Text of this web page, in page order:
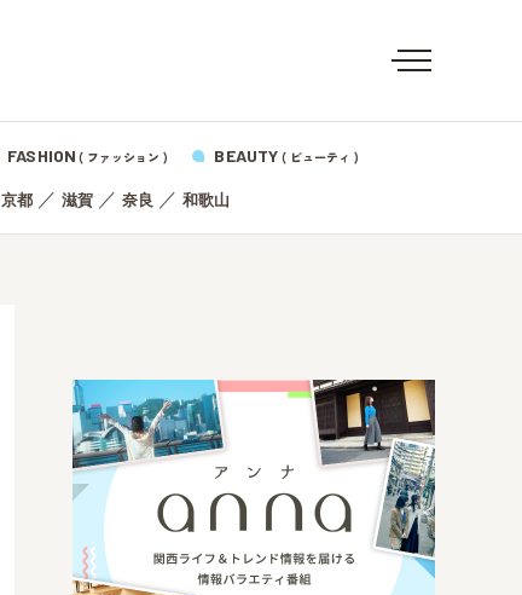
FASHION ( ファッション ) BEAUTY ( ビューティ )
京都／ 滋賀／ 奈良 ／ 和歌山